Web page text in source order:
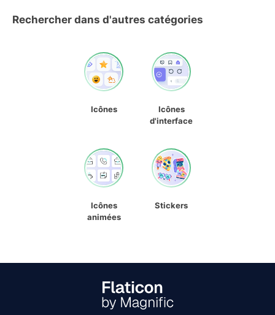
Rechercher dans d'autres catégories
Icônes
Icônes
d'interface
Icônes
animées
Stickers